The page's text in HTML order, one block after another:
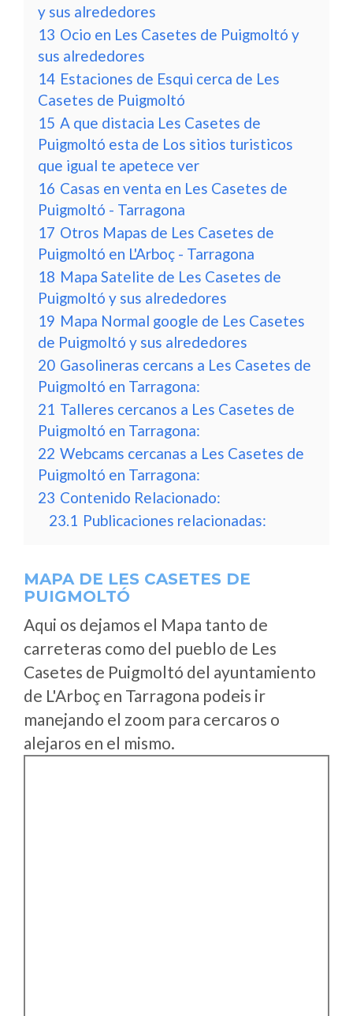
y sus alrededores
13 Ocio en Les Casetes de Puigmoltó y
sus alrededores
14 Estaciones de Esqui cerca de Les
Casetes de Puigmoltó
15 A que distacia Les Casetes de
Puigmoltó esta de Los sitios turisticos
que igual te apetece ver
16 Casas en venta en Les Casetes de
Puigmoltó - Tarragona
17 Otros Mapas de Les Casetes de
Puigmoltó en L'Arboç - Tarragona
18 Mapa Satelite de Les Casetes de
Puigmoltó y sus alrededores
19 Mapa Normal google de Les Casetes
de Puigmoltó y sus alrededores
20 Gasolineras cercans a Les Casetes de
Puigmoltó en Tarragona:
21 Talleres cercanos a Les Casetes de
Puigmoltó en Tarragona:
22 Webcams cercanas a Les Casetes de
Puigmoltó en Tarragona:
23 Contenido Relacionado:
23.1 Publicaciones relacionadas:
MAPA DE LES CASETES DE
PUIGMOLTÓ
Aqui os dejamos el Mapa tanto de
carreteras como del pueblo de Les
Casetes de Puigmoltó del ayuntamiento
de L'Arboç en Tarragona podeis ir
manejando el zoom para cercaros o
alejaros en el mismo.